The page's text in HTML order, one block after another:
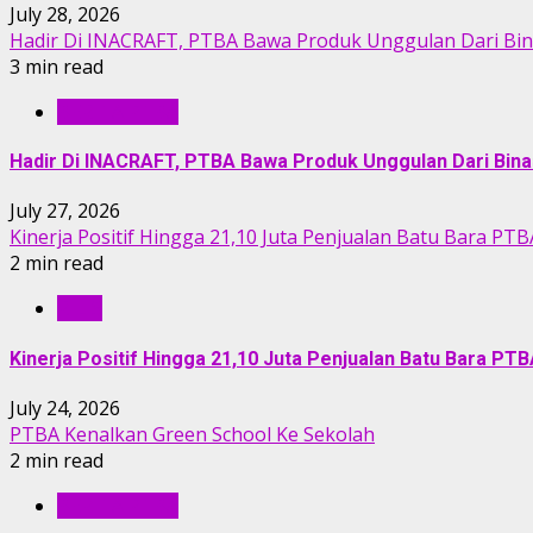
July 28, 2026
Hadir Di INACRAFT, PTBA Bawa Produk Unggulan Dari
3 min read
Hadir Di INACRAFT, PTBA Bawa Produk Unggulan Dari
July 27, 2026
Kinerja Positif Hingga 21,10 Juta Penjualan Batu Bara
2 min read
Kinerja Positif Hingga 21,10 Juta Penjualan Batu Bara
July 24, 2026
PTBA Kenalkan Green School Ke Sekolah
2 min read